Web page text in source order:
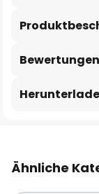
Bewertungen
Ähnliche